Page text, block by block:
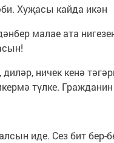
Хуҗасы кайда икән
малае ата
ничек кенә
түлке.
иде. Сез бит